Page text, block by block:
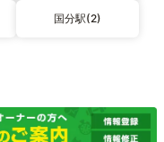
国分駅(2)